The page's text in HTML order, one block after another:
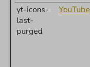
yt-icons-
last-
purged
YouTube